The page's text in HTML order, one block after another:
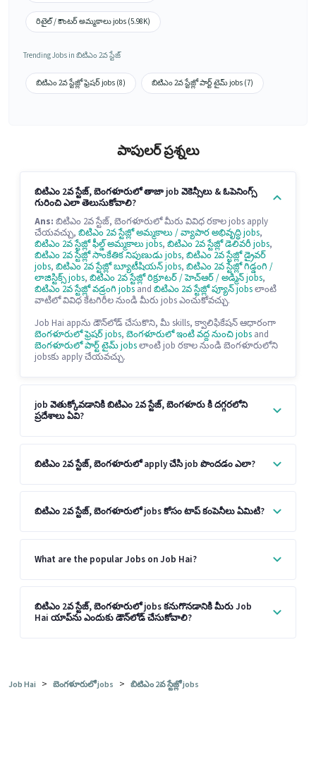
రిటైల్ / కౌంటర్ అమ్మకాలు jobs (5.98K)
Trending Jobs in బిటిఎం 2వ స్టేజ్
బిటిఎం 2వ స్టేజ్లో ఫ్రెషర్ jobs (8) బిటిఎం 2వ స్టేజ్లో పార్ట్ టైమ్ jobs (7)
పాపులర్ ప్రశ్నలు
బిటిఎం 2వ స్టేజ్, బెంగళూరులో తాజా job వెకెన్సీలు & ఓపెనింగ్స్
గురించి ఎలా తెలుసుకోవాలి?
Ans: బిటిఎం 2వ స్టేజ్, బెంగళూరులో మీరు వివిధ రకాల jobs apply
చేయవచ్చు, బిటిఎం 2వ స్టేజ్లో అమ్మకాలు / వ్యాపార అభివృద్ధి jobs,
బిటిఎం 2వ స్టేజ్లో ఫీల్డ్ అమ్మకాలు jobs, బిటిఎం 2వ స్టేజ్లో డెలివరీ jobs,
బిటిఎం 2వ స్టేజ్లో సాంకేతిక నిపుణుడు jobs, బిటిఎం 2వ స్టేజ్లో డ్రైవర్
jobs, బిటిఎం 2వ స్టేజ్లో బ్యూటీషియన్ jobs, బిటిఎం 2వ స్టేజ్లో గిడ్డంగి /
లాజిస్టిక్స్ jobs, బిటిఎం 2వ స్టేజ్లో రిక్రూటర్ / హెచ్ఆర్ / అడ్మిన్ jobs,
బిటిఎం 2వ స్టేజ్లో వడ్రంగి jobs and బిటిఎం 2వ స్టేజ్లో ప్యూన్ jobsలాంటి
వాటిలో వివిధ కేటగిరీల నుండి మీరు jobs ఎంచుకోవచ్చు.
Job Hai appను డౌన్‌లోడ్ చేసుకొని, మీ skills, క్వాలిఫికేషన్ ఆధారంగా
బెంగళూరులో ఫ్రెషర్ jobs, బెంగళూరులో ఇంటి వద్ద నుంచి jobs and
బెంగళూరులో పార్ట్ టైమ్ jobsలాంటి job రకాల నుండి బెంగళూరులోని
jobsకు apply చేయవచ్చు.
job వెతుక్కోవడానికి బిటిఎం 2వ స్టేజ్, బెంగళూరు కి దగ్గరలోని
ప్రదేశాలు ఏవి?
బిటిఎం 2వ స్టేజ్, బెంగళూరులో apply చేసి job పొందడం ఎలా?
బిటిఎం 2వ స్టేజ్, బెంగళూరులో jobs కోసం టాప్ కంపెనీలు ఏమిటి?
What are the popular Jobs on Job Hai?
బిటిఎం 2వ స్టేజ్, బెంగళూరులో jobs కనుగొనడానికి మీరు Job
Hai యాప్‌ను ఎందుకు డౌన్‌లోడ్ చేసుకోవాలి?
Job Hai > బెంగళూరులో jobs > బిటిఎం 2వ స్టేజ్లో jobs